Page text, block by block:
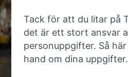
Tack för att du litar på
det är ett stort ansvar
personuppgifter. Så
hand om dina uppgifter.